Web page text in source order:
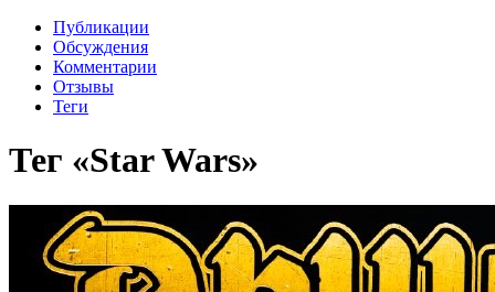
Публикации
Обсуждения
Комментарии
Отзывы
Теги
Тег «Star Wars»